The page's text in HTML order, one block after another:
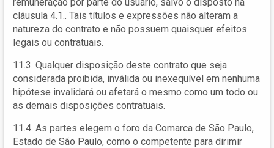
cláusula 4.1.. Tais títulos e expressões não alteram a
natureza do contrato e não possuem quaisquer efeitos
legais ou contratuais.
11.3. Qualquer disposição deste contrato que seja
considerada proibida, inválida ou inexeqüível em nenhuma
hipótese invalidará ou afetará o mesmo como um todo ou
as demais disposições contratuais.
11.4. As partes elegem o foro da Comarca de São Paulo,
Estado de São Paulo, como o competente para dirimir